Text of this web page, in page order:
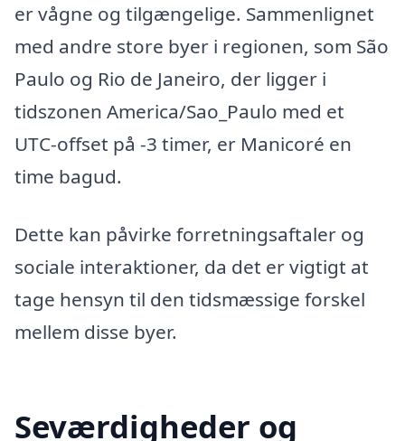
er vågne og tilgængelige. Sammenlignet
med andre store byer i regionen, som São
Paulo og Rio de Janeiro, der ligger i
tidszonen America/Sao_Paulo med et
UTC-offset på -3 timer, er Manicoré en
time bagud.
Dette kan påvirke forretningsaftaler og
sociale interaktioner, da det er vigtigt at
tage hensyn til den tidsmæssige forskel
mellem disse byer.
Seværdigheder og